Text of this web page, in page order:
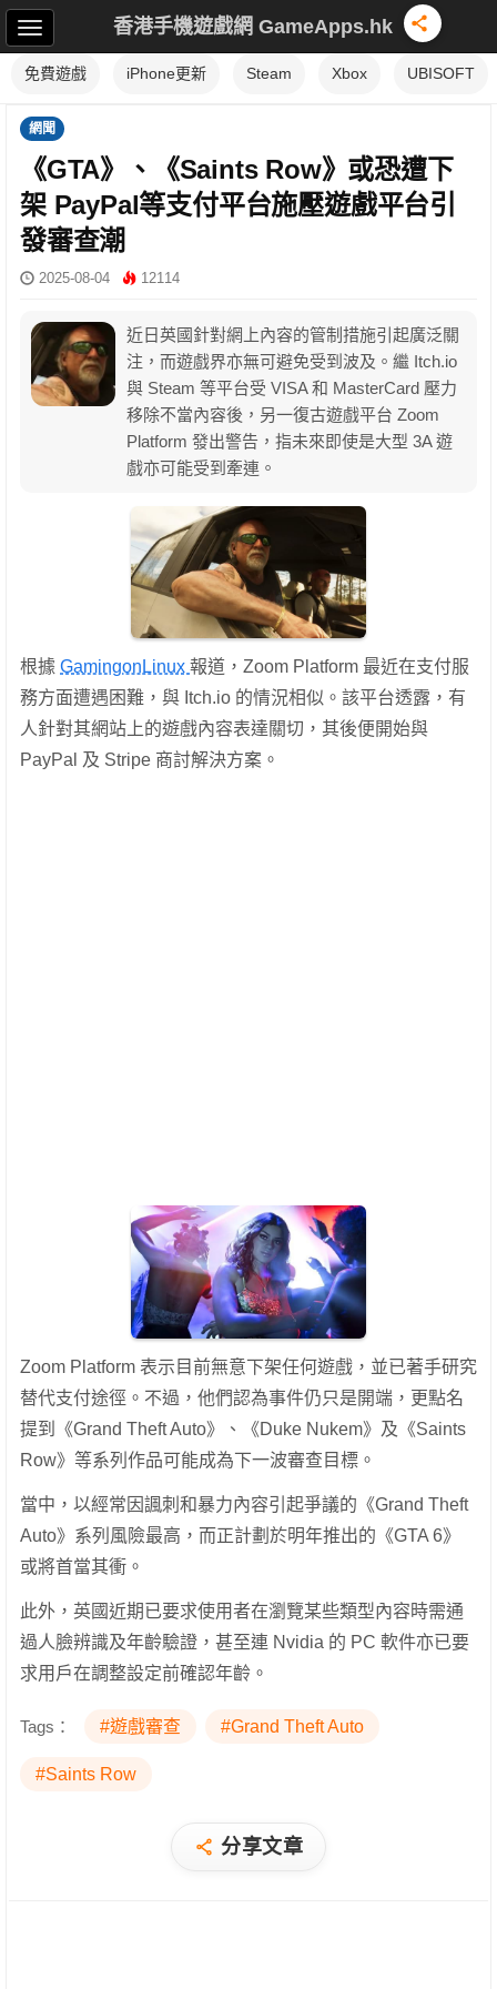
香港手機遊戲網 GameApps.hk
免費遊戲 iPhone更新 Steam Xbox UBISOFT
網聞
《GTA》、《Saints Row》或恐遭下
架 PayPal等支付平台施壓遊戲平台引
發審查潮
2025-08-04 12114
近日英國針對網上內容的管制措施引起廣泛關
注，而遊戲界亦無可避免受到波及。繼 Itch.io
與 Steam 等平台受 VISA 和 MasterCard 壓力
移除不當內容後，另一復古遊戲平台 Zoom
Platform 發出警告，指未來即使是大型 3A 遊
戲亦可能受到牽連。
根據 GamingonLinux 報道，Zoom Platform 最近在支付服
務方面遭遇困難，與 Itch.io 的情況相似。該平台透露，有
人針對其網站上的遊戲內容表達關切，其後便開始與
PayPal 及 Stripe 商討解決方案。
Zoom Platform 表示目前無意下架任何遊戲，並已著手研究
替代支付途徑。不過，他們認為事件仍只是開端，更點名
提到《Grand Theft Auto》、《Duke Nukem》及《Saints
Row》等系列作品可能成為下一波審查目標。
當中，以經常因諷刺和暴力內容引起爭議的《Grand Theft
Auto》系列風險最高，而正計劃於明年推出的《GTA 6》
或將首當其衝。
此外，英國近期已要求使用者在瀏覽某些類型內容時需通
過人臉辨識及年齡驗證，甚至連 Nvidia 的 PC 軟件亦已要
求用戶在調整設定前確認年齡。
Tags： #遊戲審查 #Grand Theft Auto
#Saints Row
分享文章